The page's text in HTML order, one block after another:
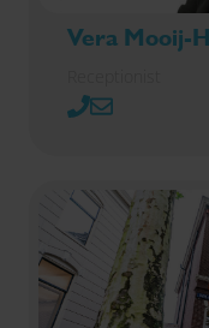
Vera Mooij-